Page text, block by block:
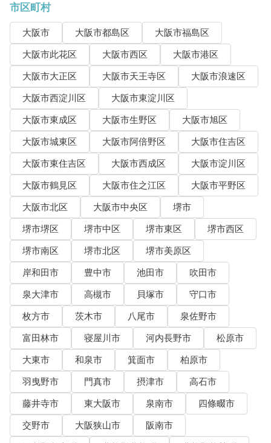
市区町村
大阪市 大阪市都島区
大阪市福島区
大阪市此花区
大阪市西区
大阪市港区
大阪市大正区
大阪市天王寺区
大阪市浪速区
大阪市西淀川区
大阪市東淀川区
大阪市東成区
大阪市生野区
大阪市旭区
大阪市城東区
大阪市阿倍野区
大阪市住吉区
大阪市東住吉区
大阪市西成区
大阪市淀川区
大阪市鶴見区
大阪市住之江区
大阪市平野区
大阪市北区
大阪市中央区
堺市
堺市堺区
堺市中区 堺市東区
堺市西区
堺市南区
堺市北区
堺市美原区
岸和田市
豊中市 池田市
吹田市
泉大津市
高槻市 貝塚市
守口市
枚方市
茨木市 八尾市
泉佐野市
富田林市
寝屋川市 河内長野市
松原市
大東市
和泉市 箕面市
柏原市
羽曳野市
門真市 摂津市
高石市
藤井寺市
東大阪市 泉南市
四條畷市
交野市
大阪狭山市
阪南市